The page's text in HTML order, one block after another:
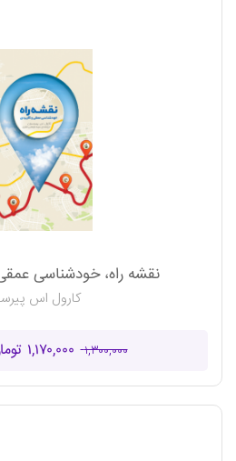
نقشه راه، خودشناسی
کارول اس
۱,۳۰۰,۰۰۰ ۱,۱۷۰,۰۰۰ تومان